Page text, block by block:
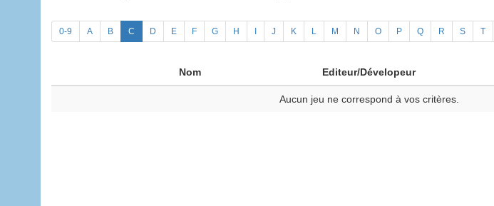
0-9 A B C D E F G H J K L M N O P Q R S T
Nom Editeur/Dévelopeur
Aucun jeu ne correspond à vos critères.